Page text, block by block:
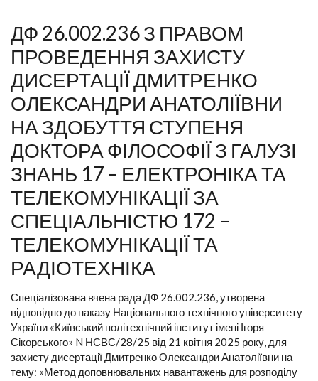
ДФ 26.002.236 З ПРАВОМ
ПРОВЕДЕННЯ ЗАХИСТУ
ДИСЕРТАЦІЇ ДМИТРЕНКО
ОЛЕКСАНДРИ АНАТОЛІЇВНИ
НА ЗДОБУТТЯ СТУПЕНЯ
ДОКТОРА ФІЛОСОФІЇ З ГАЛУЗІ
ЗНАНЬ 17 – ЕЛЕКТРОНІКА ТА
ТЕЛЕКОМУНІКАЦІЇ ЗА
СПЕЦІАЛЬНІСТЮ 172 –
ТЕЛЕКОМУНІКАЦІЇ ТА
РАДІОТЕХНІКА
Спеціалізована вчена рада ДФ 26.002.236, утворена
відповідно до наказу Національного технічного університету
України «Київський політехнічний інститут імені Ігоря
Сікорського» N НСВС/28/25 від 21 квітня 2025 року, для
захисту дисертації Дмитренко Олександри Анатоліївни на
тему: «Метод доповнювальних навантажень для розподілу